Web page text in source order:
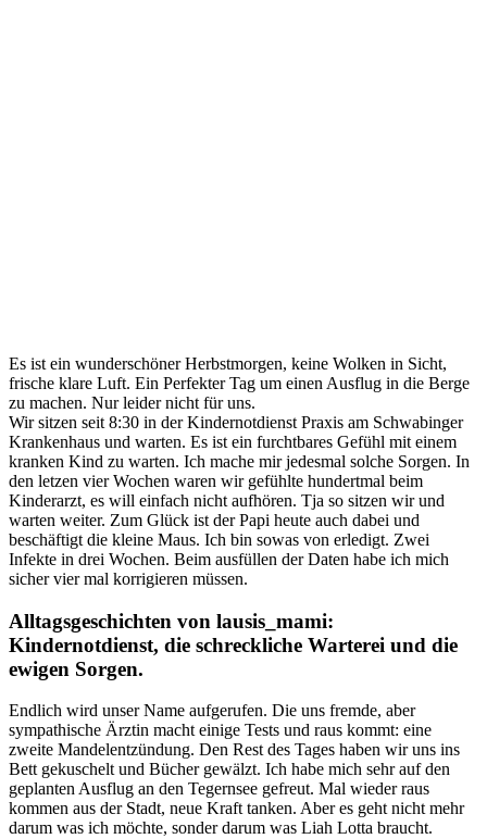
Es ist ein wunderschöner Herbstmorgen, keine Wolken in Sicht,
frische klare Luft. Ein Perfekter Tag um einen Ausflug in die Berge
zu machen. Nur leider nicht für uns.
Wir sitzen seit 8:30 in der Kindernotdienst Praxis am Schwabinger
Krankenhaus und warten. Es ist ein furchtbares Gefühl mit einem
kranken Kind zu warten. Ich mache mir jedesmal solche Sorgen. In
den letzen vier Wochen waren wir gefühlte hundertmal beim
Kinderarzt, es will einfach nicht aufhören. Tja so sitzen wir und
warten weiter. Zum Glück ist der Papi heute auch dabei und
beschäftigt die kleine Maus. Ich bin sowas von erledigt. Zwei
Infekte in drei Wochen. Beim ausfüllen der Daten habe ich mich
sicher vier mal korrigieren müssen.
Alltagsgeschichten von lausis_mami:
Kindernotdienst, die schreckliche Warterei und die
ewigen Sorgen.
Endlich wird unser Name aufgerufen. Die uns fremde, aber
sympathische Ärztin macht einige Tests und raus kommt: eine
zweite Mandelentzündung. Den Rest des Tages haben wir uns ins
Bett gekuschelt und Bücher gewälzt. Ich habe mich sehr auf den
geplanten Ausflug an den Tegernsee gefreut. Mal wieder raus
kommen aus der Stadt, neue Kraft tanken. Aber es geht nicht mehr
darum was ich möchte, sonder darum was Liah Lotta braucht.